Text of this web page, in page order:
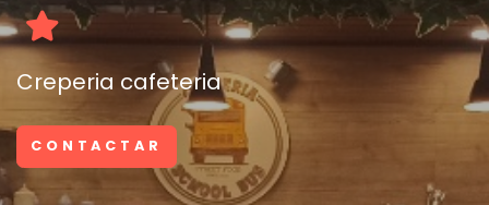
Creperia cafeteria
CONTACTAR